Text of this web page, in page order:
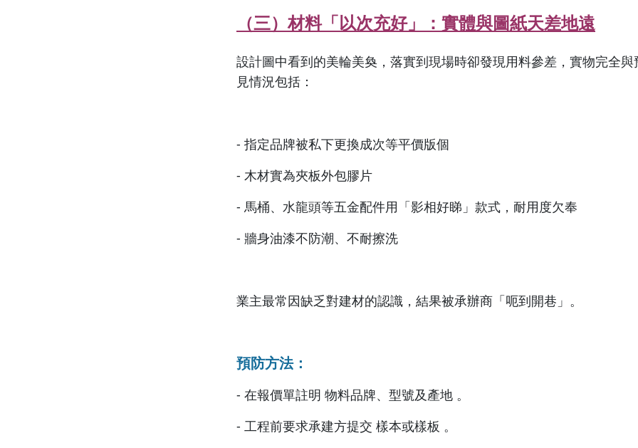
（三）材料「以次充好」：實體與圖紙天差地遠
設計圖中看到的美輪美奐，落實到現場時卻發現用料參差，實物完全與
見情況包括：
- 指定品牌被私下更換成次等平價版個
- 木材實為夾板外包膠片
- 馬桶、水龍頭等五金配件用「影相好睇」款式，耐用度欠奉
- 牆身油漆不防潮、不耐擦洗
業主最常因缺乏對建材的認識，結果被承辦商「呃到開巷」。
預防方法：
- 在報價單註明 物料品牌、型號及產地 。
- 工程前要求承建方提交 樣本或樣板 。